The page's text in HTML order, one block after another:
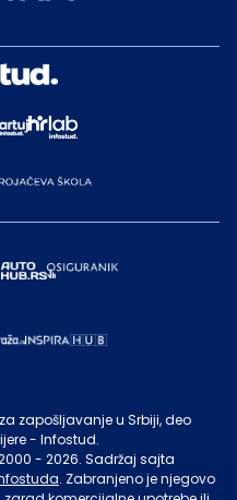
zapošljavanje u Srbiji, deo
- Infostud.
- 2026. Sadržaj sajta
. Zabranjeno je njegovo